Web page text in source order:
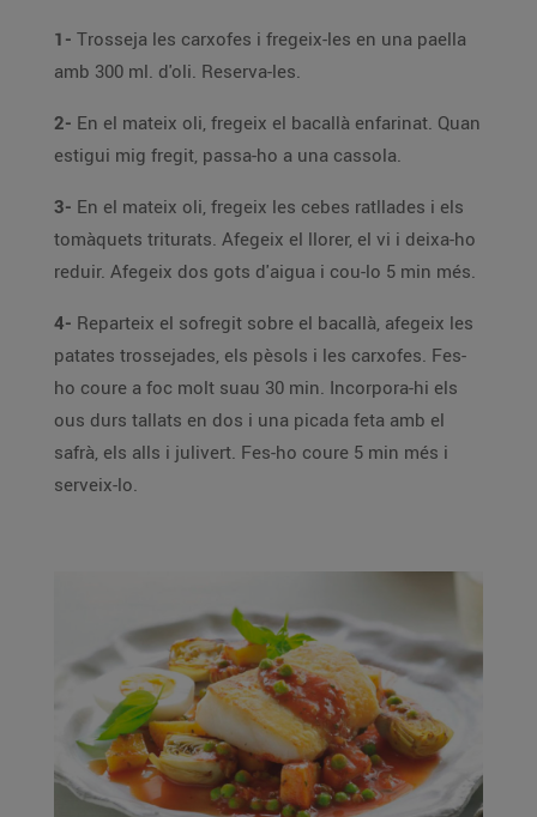
1- Trosseja les carxofes i fregeix-les en una paella
amb 300 ml. d'oli. Reserva-les.
2- En el mateix oli, fregeix el bacallà enfarinat. Quan
estigui mig fregit, passa-ho a una cassola.
3- En el mateix oli, fregeix les cebes ratllades i els
tomàquets triturats. Afegeix el llorer, el vi i deixa-ho
reduir. Afegeix dos gots d'aigua i cou-lo 5 min més.
4- Reparteix el sofregit sobre el bacallà, afegeix les
patates trossejades, els pèsols i les carxofes. Fes-
ho coure a foc molt suau 30 min. Incorpora-hi els
ous durs tallats en dos i una picada feta amb el
safrà, els alls i julivert. Fes-ho coure 5 min més i
serveix-lo.